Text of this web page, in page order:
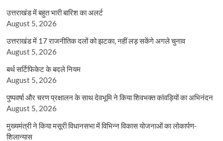
उत्तराखंड में बहुत भारी बारिश का अलर्ट
August 5, 2026
उत्तराखंड में 17 राजनीतिक दलों को झटका, नहीं लड़ सकेंगे अगले चुनाव
August 5, 2026
बर्थ सर्टिफिकेट के बदले नियम
August 5, 2026
पुष्पवर्षा और चरण प्रक्षालन के साथ देवभूमि ने किया शिवभक्त कांवड़ियों का अभिनंदन
August 5, 2026
मुख्यमंत्री ने किया मसूरी विधानसभा में विभिन्न विकास योजनाओं का लोकार्पण-
शिलान्यास